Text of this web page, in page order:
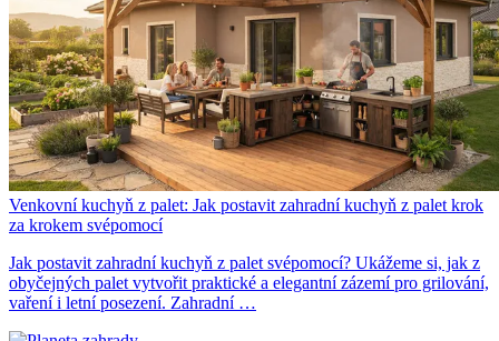
Venkovní kuchyň z palet: Jak postavit zahradní kuchyň z palet krok
za krokem svépomocí
Jak postavit zahradní kuchyň z palet svépomocí? Ukážeme si, jak z
obyčejných palet vytvořit praktické a elegantní zázemí pro grilování,
vaření i letní posezení. Zahradní …